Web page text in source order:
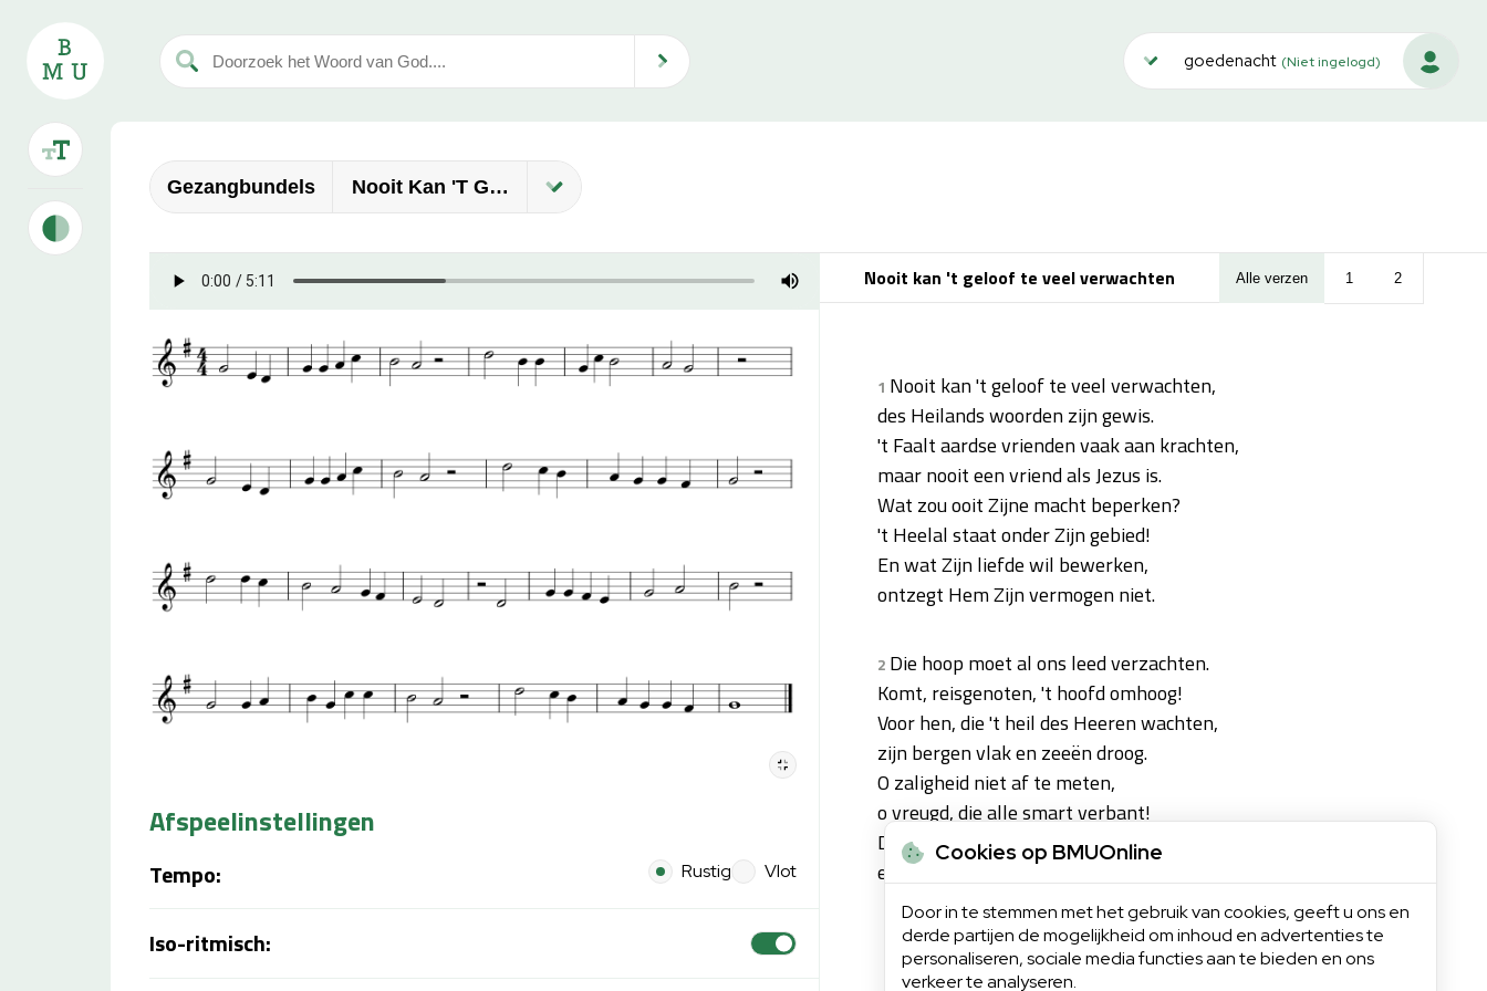
goedenacht (Niet ingelogd)
Gezangbundels Nooit Kan 't Geloof Te Veel Verwachten
Afspeelinstellingen
Tempo: Rustig Vlot
Iso-ritmisch:
Nooit kan 't geloof te veel verwachten Alle verzen 1 2
1 Nooit kan 't geloof te veel verwachten,
des Heilands woorden zijn gewis.
't Faalt aardse vrienden vaak aan krachten,
maar nooit een vriend als Jezus is.
Wat zou ooit Zijne macht beperken?
't Heelal staat onder Zijn gebied!
En wat Zijn liefde wil bewerken,
ontzegt Hem Zijn vermogen niet.
2 Die hoop moet al ons leed verzachten.
Komt, reisgenoten, 't hoofd omhoog!
Voor hen, die 't heil des Heeren wachten,
zijn bergen vlak en zeeën droog.
O zaligheid niet af te meten,
o vreugd, die alle smart verbant!
Daar is de vreemd'lingschap vergeten
en wij, wij zijn in 't vaderland!
Cookies op BMUOnline
Door in te stemmen met het gebruik van cookies, geeft u ons en
derde partijen de mogelijkheid om inhoud en advertenties te
personaliseren, sociale media functies aan te bieden en ons
verkeer te analyseren.